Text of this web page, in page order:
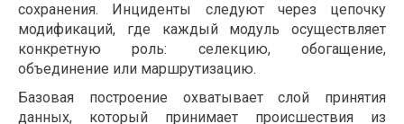
сохранения. Инциденты следуют через цепочку
модификаций, где каждый модуль осуществляет
конкретную роль: селекцию, обогащение,
объединение или маршрутизацию.
Базовая построение охватывает слой принятия
данных, который принимает происшествия из